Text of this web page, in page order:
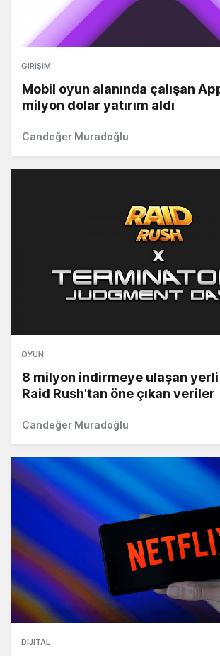
GIRIŞIM
Mobil oyun alanında çalışan
milyon dolar yatırım aldı
Candeğer Muradoğlu
OYUN
8 milyon indirmeye ulaşan
Raid Rush'tan öne çıkan veriler
Candeğer Muradoğlu
DIJITAL